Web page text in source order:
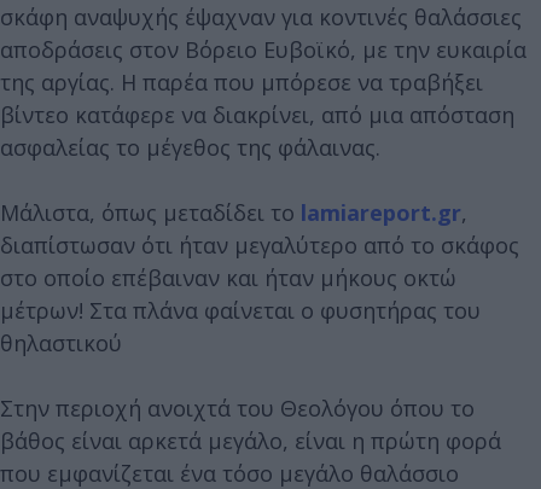
σκάφη αναψυχής έψαχναν για κοντινές θαλάσσιες
αποδράσεις στον Βόρειο Ευβοϊκό, με την ευκαιρία
της αργίας. Η παρέα που μπόρεσε να τραβήξει
βίντεο κατάφερε να διακρίνει, από μια απόσταση
ασφαλείας το μέγεθος της φάλαινας.
Μάλιστα, όπως μεταδίδει το lamiareport.gr,
διαπίστωσαν ότι ήταν μεγαλύτερο από το σκάφος
στο οποίο επέβαιναν και ήταν μήκους οκτώ
μέτρων! Στα πλάνα φαίνεται ο φυσητήρας του
θηλαστικού
Στην περιοχή ανοιχτά του Θεολόγου όπου το
βάθος είναι αρκετά μεγάλο, είναι η πρώτη φορά
που εμφανίζεται ένα τόσο μεγάλο θαλάσσιο